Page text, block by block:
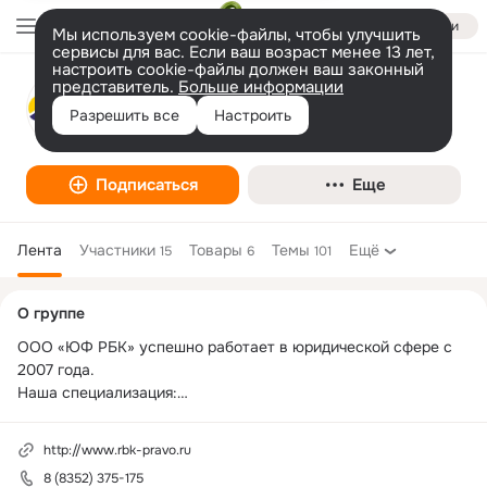
Войти
Мы используем cookie-файлы, чтобы улучшить
сервисы для вас. Если ваш возраст менее 13 лет,
настроить cookie-файлы должен ваш законный
представитель. Больше информации
Разрешить все Настроить
Юридическая фирма
Юридическая контора
Подписаться Еще
Лента Участники 15 Товары 6 Темы 101 Ещё
колонка
О группе
ООО «ЮФ РБК» успешно работает в юридической сфере с
2007 года.
Наша специализация:
Арбитраж, жилищные, имущественные, семейные споры,
взыскание долгов.
http://www.rbk-pravo.ru
8 (8352) 375-175